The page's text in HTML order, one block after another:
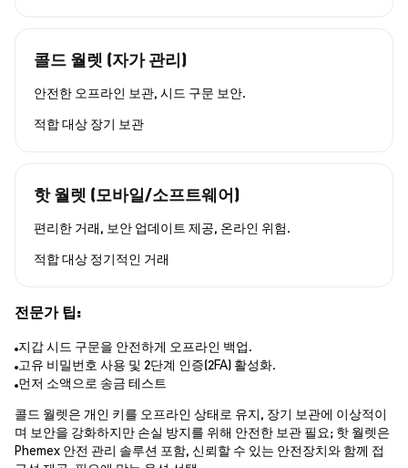
콜드 월렛 (자가 관리)
안전한 오프라인 보관, 시드 구문 보안.
적합 대상 장기 보관
핫 월렛 (모바일/소프트웨어)
편리한 거래, 보안 업데이트 제공, 온라인 위험.
적합 대상 정기적인 거래
전문가 팁:
지갑 시드 구문을 안전하게 오프라인 백업.
고유 비밀번호 사용 및 2단계 인증(2FA) 활성화.
먼저 소액으로 송금 테스트
콜드 월렛은 개인 키를 오프라인 상태로 유지, 장기 보관에 이상적이
며 보안을 강화하지만 손실 방지를 위해 안전한 보관 필요; 핫 월렛은
Phemex 안전 관리 솔루션 포함, 신뢰할 수 있는 안전장치와 함께 접